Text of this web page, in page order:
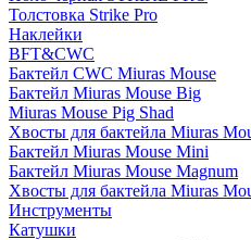
Толстовка Strike Pro
Наклейки
BFT&CWC
Бактейл CWC Miuras Mouse
Бактейл Miuras Mouse Big
Miuras Mouse Pig Shad
Хвосты для бактейла Miuras
Бактейл Miuras Mouse Mini
Бактейл Miuras Mouse Magnum
Хвосты для бактейла Miuras
Инструменты
Катушки